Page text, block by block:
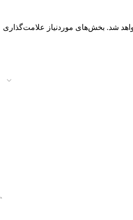
شد. بخش‌های موردنیاز علامت‌گذاری